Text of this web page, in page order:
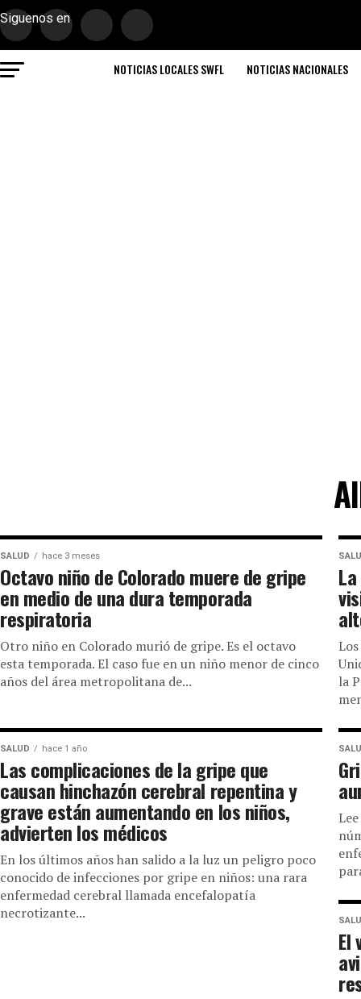
Siguenos en
NOTICIAS LOCALES SWFL NOTICIAS NACIONALES
SALUD hace 3 meses
Octavo niño de Colorado muere de gripe
en medio de una dura temporada
respiratoria
Otro niño en Colorado murió de gripe. Es el octavo
esta temporada. El caso fue en un niño menor de cinco
años del área metropolitana de...
la
SALUD hace 1 año
Las complicaciones de la gripe que
causan hinchazón cerebral repentina y
grave están aumentando en los niños,
advierten los médicos
En los últimos años han salido a la luz un peligro poco
conocido de infecciones por gripe en niños: una rara
enfermedad cerebral llamada encefalopatía
necrotizante...
El